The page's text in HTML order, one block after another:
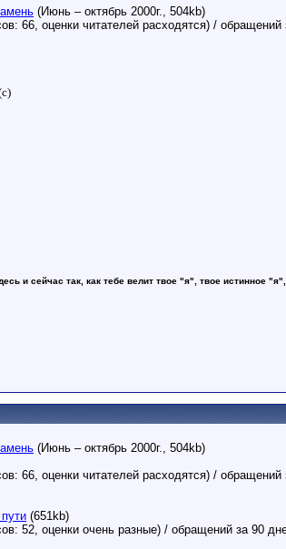
(Июнь – октябрь 2000г., 504kb)
66, оценки читателей расходятся) / обращений
и сейчас так, как тебе велит твое "я", твое истинное
(Июнь – октябрь 2000г., 504kb)
66, оценки читателей расходятся) / обращений
(651kb)
52, оценки очень разные) / обращений за 90